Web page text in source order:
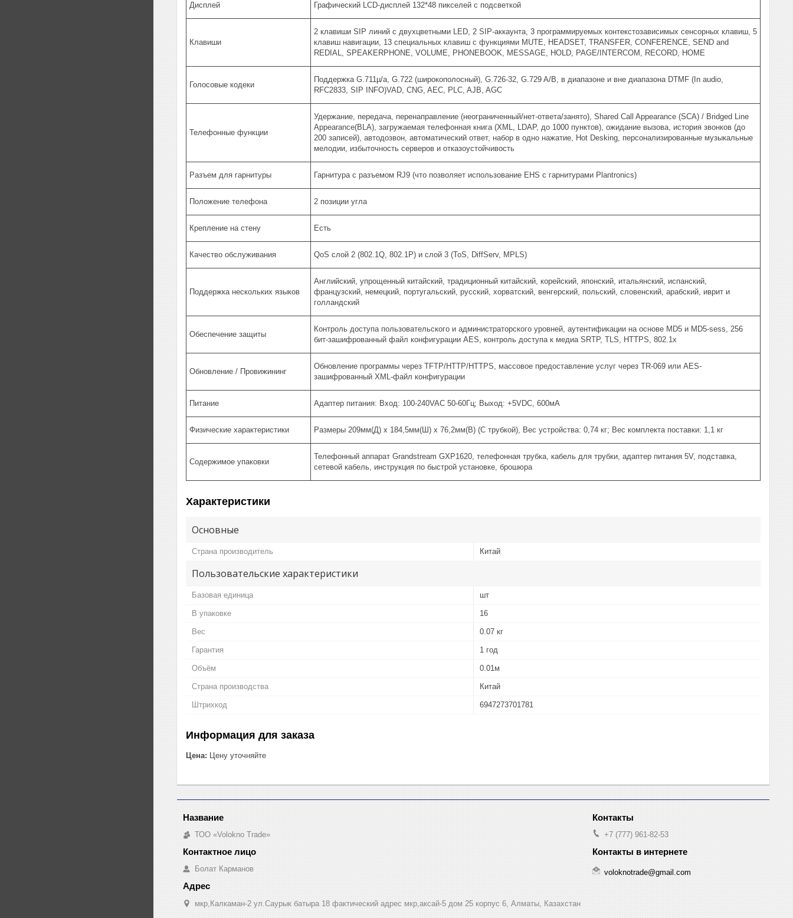
Дисплей Графический LCD-дисплей 132*48 пикселей с подсветкой
Клавиши
2 клавиши SIP линий с двухцветными LED, 2 SIP-аккаунта, 3 программируемых контекстозависимых сенсорных клавиш, 5
клавиш навигации, 13 специальных клавиш с функциями MUTE, HEADSET, TRANSFER, CONFERENCE, SEND and
REDIAL, SPEAKERPHONE, VOLUME, PHONEBOOK, MESSAGE, HOLD, PAGE/INTERCOM, RECORD, HOME
Голосовые кодеки
Поддержка G.711µ/a, G.722 (широкополосный), G.726-32, G.729 A/B, в диапазоне и вне диапазона DTMF (In audio,
RFC2833, SIP INFO)VAD, CNG, AEC, PLC, AJB, AGC
Телефонные функции
Удержание, передача, перенаправление (неограниченный/нет-ответа/занято), Shared Call Appearance (SCA) / Bridged Line
Appearance(BLA), загружаемая телефонная книга (XML, LDAP, до 1000 пунктов), ожидание вызова, история звонков (до
200 записей), автодозвон, автоматический ответ, набор в одно нажатие, Hot Desking, персонализированные музыкальные
мелодии, избыточность серверов и отказоустойчивость
Разъем для гарнитуры Гарнитура с разъемом RJ9 (что позволяет использование EHS с гарнитурами Plantronics)
Положение телефона 2 позиции угла
Крепление на стену Есть
Качество обслуживания QoS слой 2 (802.1Q, 802.1P) и слой 3 (ToS, DiffServ, MPLS)
Поддержка нескольких языков
Английский, упрощенный китайский, традиционный китайский, корейский, японский, итальянский, испанский,
французский, немецкий, португальский, русский, хорватский, венгерский, польский, словенский, арабский, иврит и
голландский
Обеспечение защиты
Контроль доступа пользовательского и администраторского уровней, аутентификации на основе MD5 и MD5-sess, 256
бит-зашифрованный файл конфигурации AES, контроль доступа к медиа SRTP, TLS, HTTPS, 802.1x
Обновление / Провижининг
Обновление программы через TFTP/HTTP/HTTPS, массовое предоставление услуг через TR-069 или AES-
зашифрованный XML-файл конфигурации
Питание Адаптер питания: Вход: 100-240VAC 50-60Гц; Выход: +5VDC, 600мА
Физические характеристики Размеры 209мм(Д) x 184,5мм(Ш) x 76,2мм(В) (С трубкой), Вес устройства: 0,74 кг; Вес комплекта поставки: 1,1 кг
Содержимое упаковки
Телефонный аппарат Grandstream GXP1620, телефонная трубка, кабель для трубки, адаптер питания 5V, подставка,
сетевой кабель, инструкция по быстрой установке, брошюра
Характеристики
Основные
Страна производитель Китай
Пользовательские характеристики
Базовая единица шт
В упаковке 16
Вес 0.07 кг
Гарантия 1 год
Объём 0.01м
Страна производства Китай
Штрихкод 6947273701781
Информация для заказа
Цена: Цену уточняйте
ТОО «Volokno Trade»
Болат Карманов
мкр,Калкаман-2 ул.Саурык батыра 18 фактический адрес мкр,аксай-5 дом 25 корпус 6, Алматы, Казахстан
+7 (777) 961-82-53
voloknotrade@gmail.com